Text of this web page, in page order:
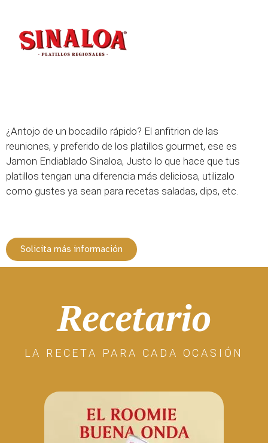
¿Antojo de un bocadillo rápido? El anfitrion de las
reuniones, y preferido de los platillos gourmet, ese es
Jamon Endiablado Sinaloa, Justo lo que hace que tus
platillos tengan una diferencia más deliciosa, utilizalo
como gustes ya sean para recetas saladas, dips, etc.
Solicita más información
Recetario
LA RECETA PARA CADA OCASIÓN